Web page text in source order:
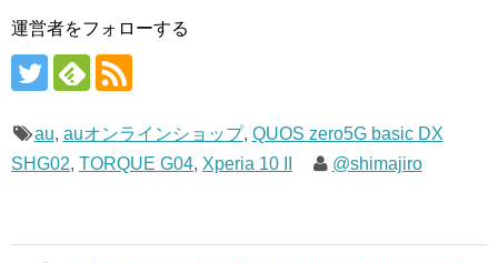
運営者をフォローする
au, auオンラインショップ, QUOS zero5G basic DX
SHG02, TORQUE G04, Xperia 10 II @shimajiro